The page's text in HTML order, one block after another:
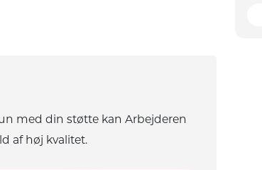
med din støtte kan Arbejderen
af høj kvalitet.